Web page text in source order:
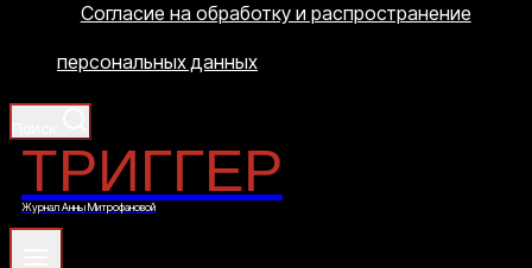
Согласие на обработку и распространение
персональных данных
ТРИГГЕР
Журнал Анны Митрофановой